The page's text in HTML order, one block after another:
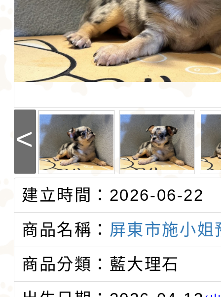
<
建立時間：2026-06-22
商品名稱： 屏東市施小姐
商品分類：藍大理石